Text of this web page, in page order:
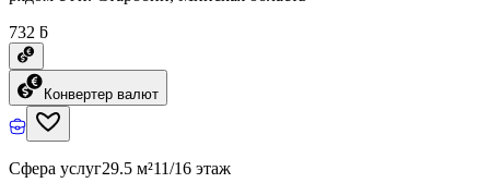
732 ƃ
Конвертер валют
Сфера услуг29.5 м²11/16 этаж